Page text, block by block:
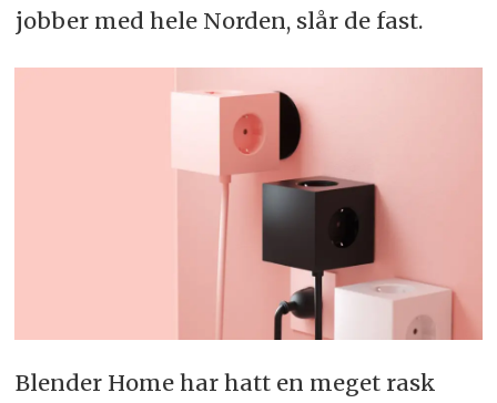
jobber med hele Norden, slår de fast.
Blender Home har hatt en meget rask